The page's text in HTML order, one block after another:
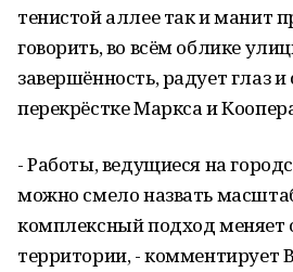
тенистой аллее так и манит
говорить, во всём облике
завершённость, радует глаз
перекрёстке Маркса и
- Работы, ведущиеся на
можно смело назвать
комплексный подход меняет
территории, - комментирует